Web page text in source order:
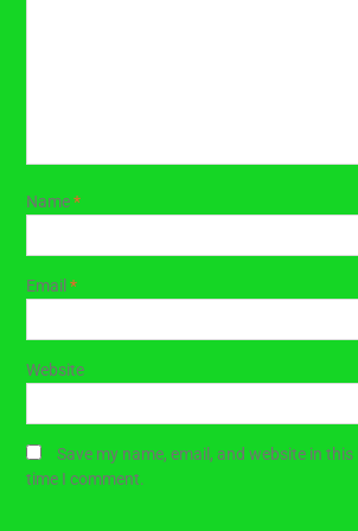
Name*
Email *
Website
Save my name, email, and website in
time I comment.